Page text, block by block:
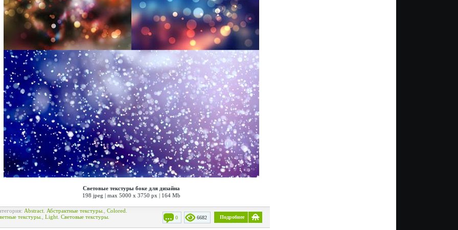
Световые текстуры боке для дизайна
198 jpeg | max 5000 x 3750 px | 164 Mb
Abstract. Абстрактные текстуры.
Colored.
текстуры.
Light. Световые текстуры. Подробнее
6682
0